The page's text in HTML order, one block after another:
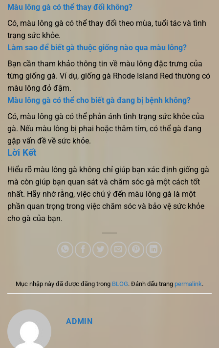
Màu lông gà có thể thay đổi không?
Có, màu lông gà có thể thay đổi theo mùa, tuổi tác và tình
trạng sức khỏe.
Làm sao để biết gà thuộc giống nào qua màu lông?
Bạn cần tham khảo thông tin về màu lông đặc trưng của
từng giống gà. Ví dụ, giống gà Rhode Island Red thường có
màu lông đỏ đậm.
Màu lông gà có thể cho biết gà đang bị bệnh không?
Có, màu lông gà có thể phản ánh tình trạng sức khỏe của
gà. Nếu màu lông bị phai hoặc thâm tím, có thể gà đang
gặp vấn đề về sức khỏe.
Lời Kết
Hiểu rõ màu lông gà không chỉ giúp bạn xác định giống gà
mà còn giúp bạn quan sát và chăm sóc gà một cách tốt
nhất. Hãy nhớ rằng, việc chú ý đến màu lông gà là một
phần quan trọng trong việc chăm sóc và bảo vệ sức khỏe
cho gà của bạn.
Mục nhập này đã được đăng trong BLOG. Đánh dấu trang permalink.
ADMIN